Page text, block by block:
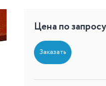
Цена по запросу
Заказать